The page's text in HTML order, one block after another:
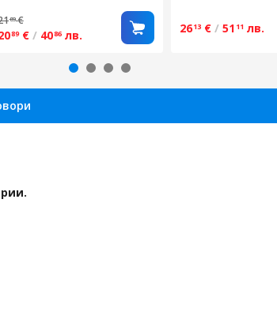
размери, многоцветна
89 €
89 € / 4086 лв. 2613 € / 51 11 лв.